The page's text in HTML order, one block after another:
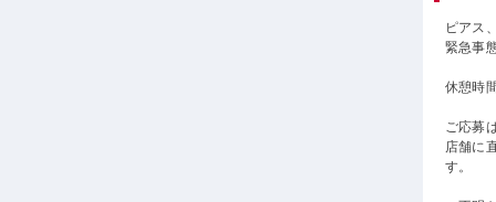
ピアス
緊急事
休憩時
ご応募
店舗に
す。